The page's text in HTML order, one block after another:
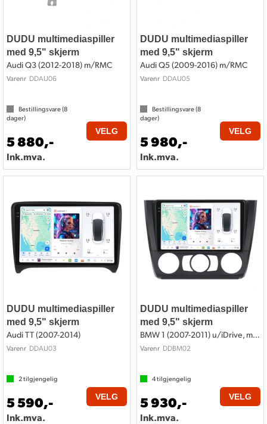
DUDU multimediaspiller
med 9,5" skjerm
Audi Q3 (2012-2018) m/RMC
Varenr DDAU06
Bestillingsvare (8
dager)
5 880,-
Ink.mva.
VELG
DUDU multimediaspiller
med 9,5" skjerm
Audi Q5 (2009-2016) m/RMC
Varenr DDAU05
Bestillingsvare (8
dager)
5 980,-
Ink.mva.
VELG
DUDU multimediaspiller
med 9,5" skjerm
Audi TT (2007-2014)
Varenr DDAU03
2tilgjengelig
5 590,-
Ink.mva.
VELG
DUDU multimediaspiller
med 9,5" skjerm
BMW 1 (2007-2011) u/iDrive, m/manu AC
Varenr DDBM02
4tilgjengelig
5 930,-
Ink.mva.
VELG